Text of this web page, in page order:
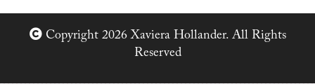
Copyright 2026 Xaviera Hollander. All Rights
Reserved